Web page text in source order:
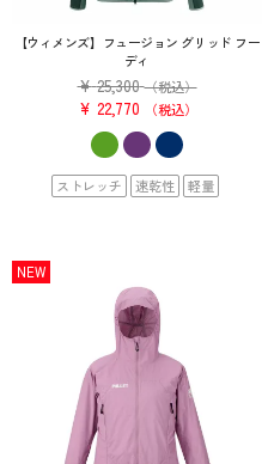
【ウィメンズ】フュージョン グリッド フー
ディ
¥ 25,300 （税込）
¥ 22,770 税込
ストレッチ 速乾性 軽量
NEW